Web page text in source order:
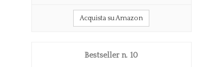
Acquista su Amazon
10